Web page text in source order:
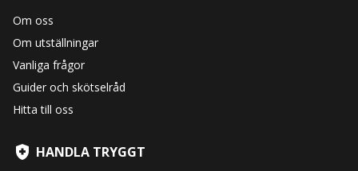
Om oss
Om utställningar
Vanliga frågor
Guider och skötselråd
Hitta till oss
HANDLA TRYGGT